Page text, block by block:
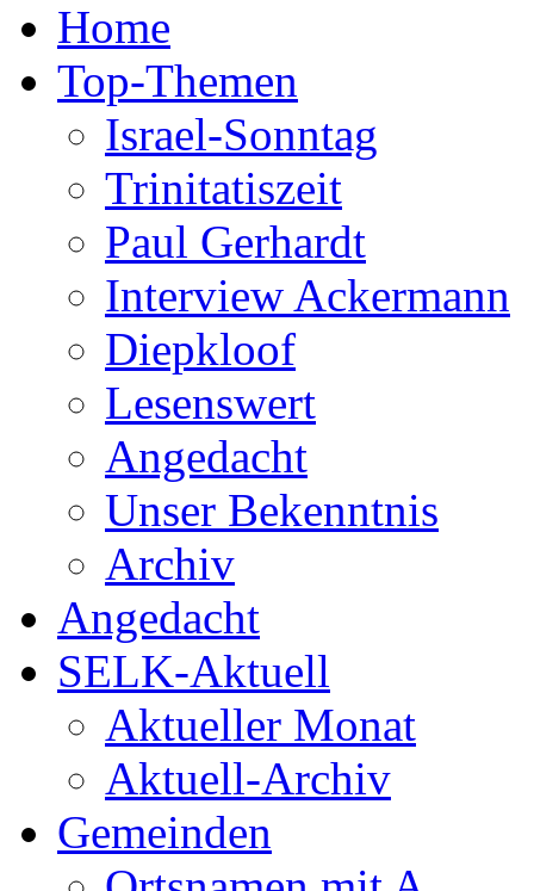
Home
Top-Themen
Israel-Sonntag
Trinitatiszeit
Paul Gerhardt
Interview Ackermann
Diepkloof
Lesenswert
Angedacht
Unser Bekenntnis
Archiv
Angedacht
SELK-Aktuell
Aktueller Monat
Aktuell-Archiv
Gemeinden